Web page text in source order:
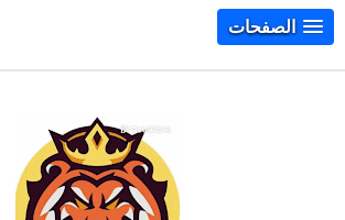
الصفحات